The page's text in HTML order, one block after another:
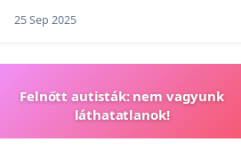
25 Sep 2025
Felnőtt autisták: nem vagyunk
láthatatlanok!